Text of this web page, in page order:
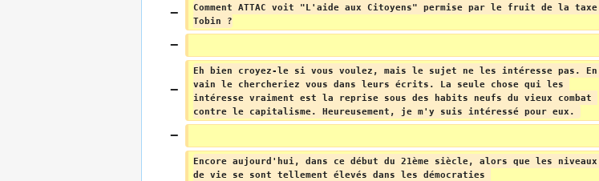
Comment ATTAC voit "L'aide aux Citoyens" permise par le fruit de la taxe
Tobin ?
Eh bien croyez-le si vous voulez, mais le sujet ne les intéresse pas. En
vain le chercheriez vous dans leurs écrits. La seule chose qui les
intéresse vraiment est la reprise sous des habits neufs du vieux combat
contre le capitalisme. Heureusement, je m'y suis intéressé pour eux.
Encore aujourd'hui, dans ce début du 21ème siècle, alors que les niveaux
de vie se sont tellement élevés dans les démocraties